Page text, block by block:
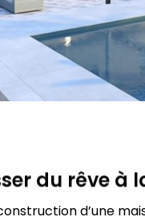
du rêve à
d’une